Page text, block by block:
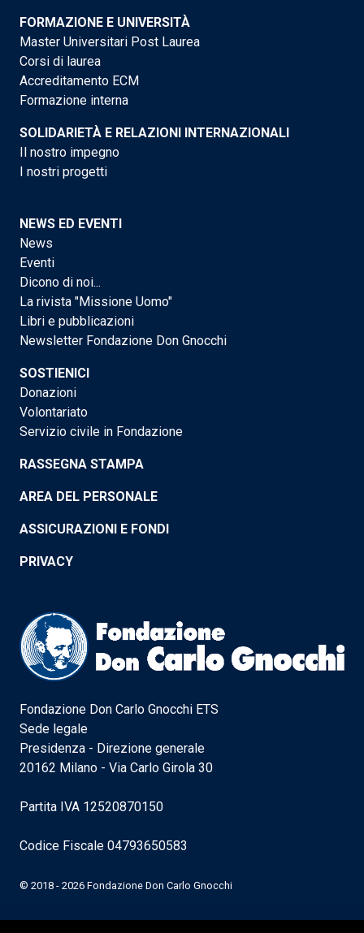
FORMAZIONE E UNIVERSITÀ
Master Universitari Post Laurea
Corsi di laurea
Accreditamento ECM
Formazione interna
SOLIDARIETÀ E RELAZIONI INTERNAZIONALI
Il nostro impegno
I nostri progetti
NEWS ED EVENTI
News
Eventi
Dicono di noi...
La rivista "Missione Uomo"
Libri e pubblicazioni
Newsletter Fondazione Don Gnocchi
SOSTIENICI
Donazioni
Volontariato
Servizio civile in Fondazione
RASSEGNA STAMPA
AREA DEL PERSONALE
ASSICURAZIONI E FONDI
PRIVACY
Fondazione Don Carlo Gnocchi ETS
Sede legale
Presidenza - Direzione generale
20162 Milano - Via Carlo Girola 30
Partita IVA 12520870150
Codice Fiscale 04793650583
© 2018 - 2026 Fondazione Don Carlo Gnocchi